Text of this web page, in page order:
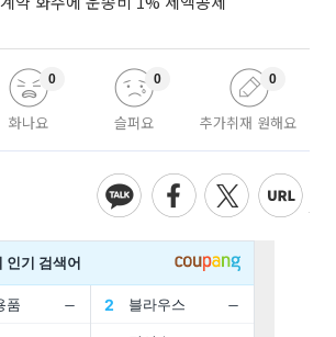
화나요
0
슬퍼요
0
추가취재 원해요
0